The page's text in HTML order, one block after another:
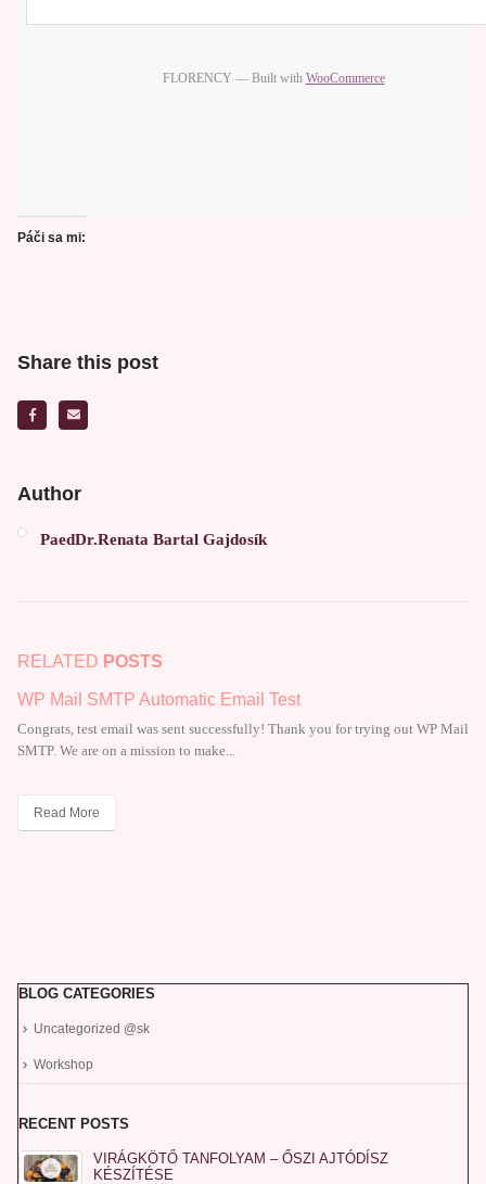
FLORENCY — Built with WooCommerce
Páči sa mi:
Share this post
Author
PaedDr.Renata Bartal Gajdosík
RELATED POSTS
WP Mail SMTP Automatic Email Test
Congrats, test email was sent successfully! Thank you for trying out WP Mail
SMTP. We are on a mission to make...
Read More
BLOG CATEGORIES
Uncategorized @sk
Workshop
RECENT POSTS
VIRÁGKÖTŐ TANFOLYAM – ŐSZI AJTÓDÍSZ
KÉSZÍTÉSE